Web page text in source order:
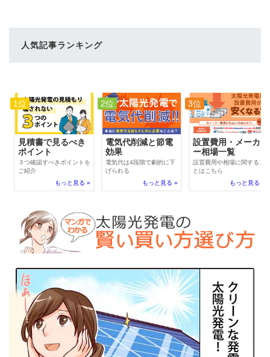
人気記事ランキング
1位
見積書で見るべき
ポイント
３つ確認すべきポイントを
ご紹介
もっと見る »
2位
電気代削減と節電
効果
電気代は4段階で劇的に下
げられる
もっと見る »
3位
設置費用・メーカ
ー相場一覧
設置費用や相場に関するこ
とはこちら
もっと見る »